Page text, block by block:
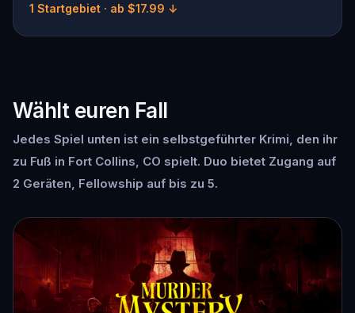
1 Startgebiet · ab $17.99 ↓
Wählt euren Fall
Jedes Spiel unten ist ein selbstgeführter Krimi, den ihr
zu Fuß in Fort Collins, CO spielt. Duo bietet Zugang auf
2 Geräten, Fellowship auf bis zu 5.